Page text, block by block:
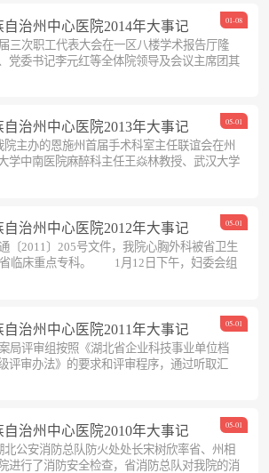
治州中心医院2014年大事记
三次职工代表大会在一区八楼学术报告厅隆
党委书记李元红等全体院领导及会议主席团其
01-08
治州中心医院2013年大事记
院主办的恩施州首届手术科室主任联谊会在州
学中南医院麻醉科主任王焱林教授、武汉大学
05-01
治州中心医院2012年大事记
〔2011〕205号文件，我院心胸外科被省卫生
省临床重点专科。 1月12日下午，妇委会组
05-01
治州中心医院2011年大事记
局评审组按照《湖北省企业科技事业单位档
评审办法》的要求和评审程序，通过听取汇
05-01
治州中心医院2010年大事记
公安消防总队防火处处长宋树欣率省、州相
进行了消防安全检查，省消防总队对我院的消
05-01